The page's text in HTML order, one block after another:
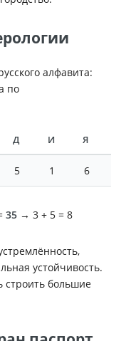
алфавита:
по
Д И Я
5 1 6
35 → 3 + 5 = 8
устойчивость.
строить большие